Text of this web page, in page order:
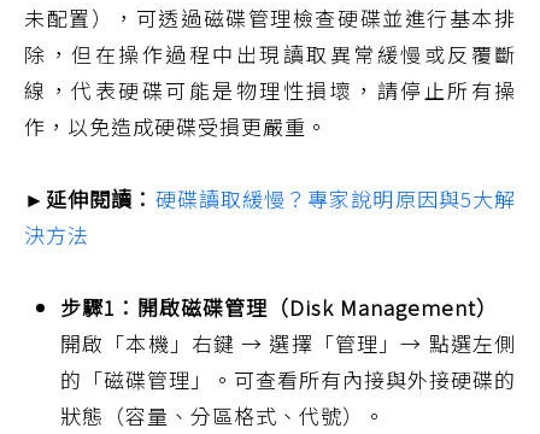
未配置），可透過磁碟管理檢查硬碟並進行基本排
除，但在操作過程中出現讀取異常緩慢或反覆斷
線，代表硬碟可能是物理性損壞，請停止所有操
作，以免造成硬碟受損更嚴重。
►延伸閱讀： 硬碟讀取緩慢？專家說明原因與5大解
決方法
步驟1：開啟磁碟管理（Disk Management）
開啟「本機」右鍵 → 選擇「管理」→ 點選左側
的「磁碟管理」。可查看所有內接與外接硬碟的
狀態（容量、分區格式、代號）。